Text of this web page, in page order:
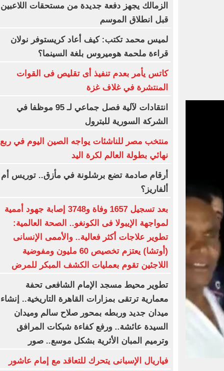
الزمالك يجهز دفعة جديدة من مستحقات اللاعبين
قبل انطلاق الموسم
لميس محمد تكتب: كيف أعاد كريستوفر نولان
قراءة ملحمة هوميروس بلغة السينما؟
كاتس يأمر بعدم تنفيذ أى تقليص فى القوات
المنتشرة في غلاف غزة
انتقادات لآلية فصل جماعي لـ 95 موظفا في
الشركة السورية للبترول
منتخب مصر للناشئات يواجه الصين اليوم في ربع
نهائي بطولة العالم لكرة اليد
أرقام صادمة تضع برشلونة في مأزق.. توريس أم
ألفاريز؟
بعد تسجيل 1657 وفاة و3748 إصابة جهود أممية
لمواجهة الإيبولا فى الكونغو.. الصحة العالمية:
تطوير علاجات أكثر فعالية.. والأممى الإنسانى
(أوتشا) يعتزم تخصيص 60 مليون ومفوضية
اللاجئين تقوم بعمليات الكشف المبكر للمرض
تطوير محيط مسجد الإمام الشافعى تحفة
معمارية ترتقى بمزارات القاهرة التاريخية.. إنشاء
ميدان جديد وربطه بمحور صلاح سالم وميدان
السيدة عائشة.. ورفع كفاءة شبكات المرافق
وترميم المبان الأثرية بشكل موسع.. صور
فياريال الإسبانى يتحرك للتعاقد مع إمام عاشور